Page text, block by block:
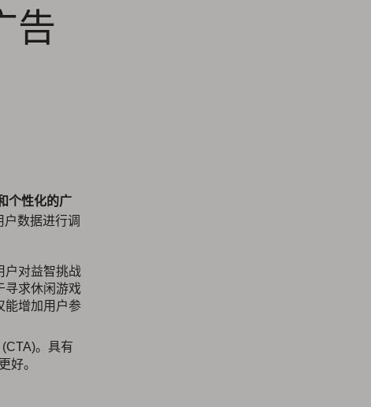
告
个性化的广
数据进行调
户对益智挑战
寻求休闲游戏
能增加用户参
(CTA)。具有
好。